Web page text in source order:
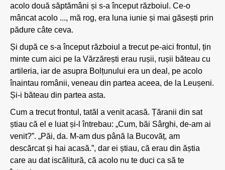
acolo două săptămâni și s-a început războiul. Ce-o
mâncat acolo ..., mă rog, era luna iunie și mai găsești prin
pădure câte ceva.
Și după ce s-a început războiul a trecut pe-aici frontul, țin
minte cum aici pe la Vărzărești erau rușii, rușii băteau cu
artileria, iar de asupra Bolțunului era un deal, pe acolo
înaintau românii, veneau din partea aceea, de la Leușeni.
Și-i băteau din partea asta.
Cum a trecut frontul, tatăl a venit acasă. Țăranii din sat
știau că el e luat și-l întrebau: „Cum, băi Sârghi, de-am ai
venit?”. „Păi, da. M-am dus până la Bucovăț, am
descărcat și hai acasă.”, dar ei știau, că erau din ăștia
care au dat iscălitură, că acolo nu te duci ca să te